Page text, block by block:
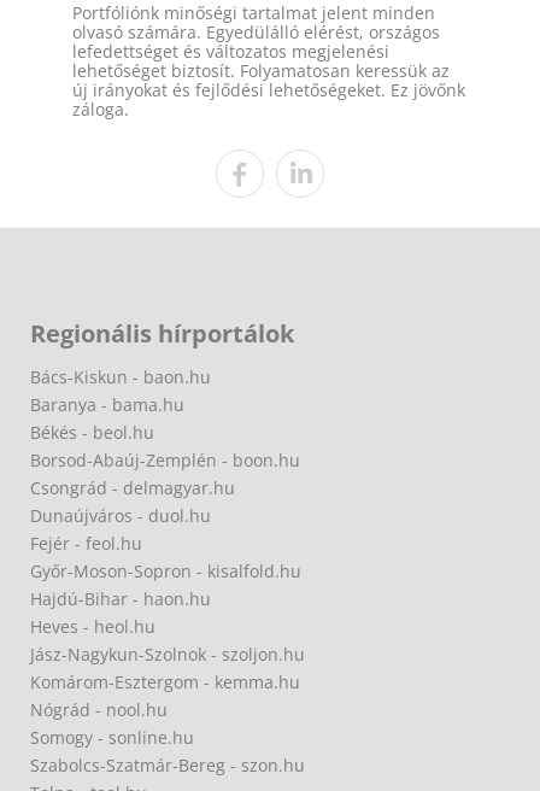
Portfóliónk minőségi tartalmat jelent minden
olvasó számára. Egyedülálló elérést, országos
lefedettséget és változatos megjelenési
lehetőséget biztosít. Folyamatosan keressük az
új irányokat és fejlődési lehetőségeket. Ez jövőnk
záloga.
Regionális hírportálok
Bács-Kiskun - baon.hu
Baranya - bama.hu
Békés - beol.hu
Borsod-Abaúj-Zemplén - boon.hu
Csongrád - delmagyar.hu
Dunaújváros - duol.hu
Fejér - feol.hu
Győr-Moson-Sopron - kisalfold.hu
Hajdú-Bihar - haon.hu
Heves - heol.hu
Jász-Nagykun-Szolnok - szoljon.hu
Komárom-Esztergom - kemma.hu
Nógrád - nool.hu
Somogy - sonline.hu
Szabolcs-Szatmár-Bereg - szon.hu